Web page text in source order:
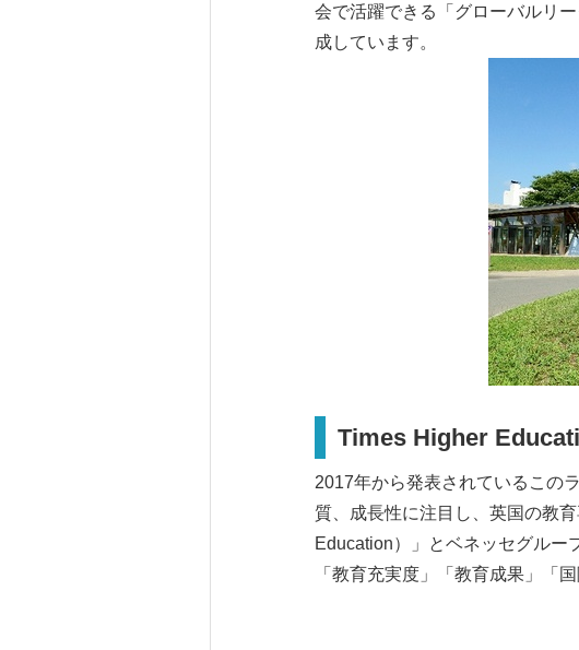
会で活躍できる「グローバルリ
成しています。
Times Higher
2017年から発表されているこの
質、成長性に注目し、英国の教
Education）」とベネッセグルー
「教育充実度」「教育成果」「